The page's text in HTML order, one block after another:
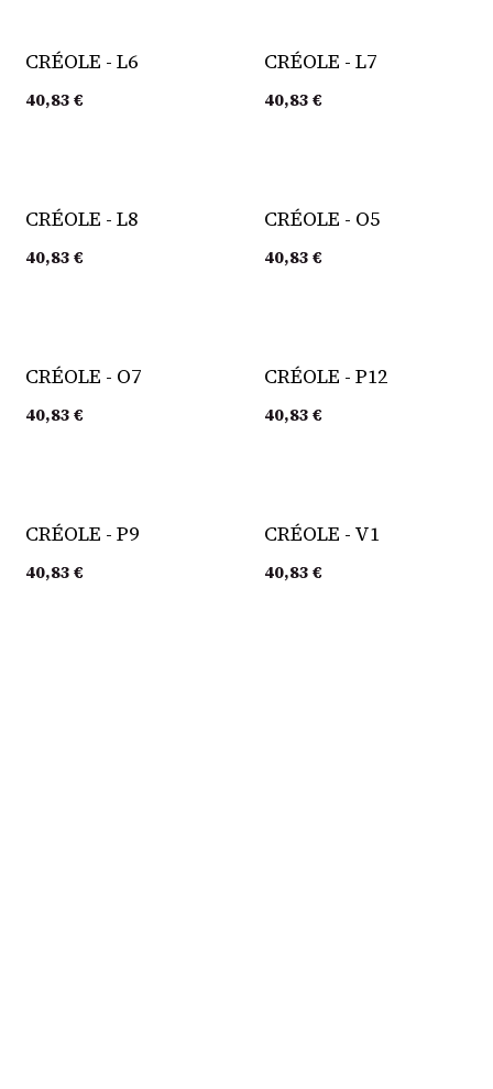
CRÉOLE - L6
40,83€
CRÉOLE - L7
40,83€
CRÉOLE - L8
40,83€
CRÉOLE - O5
40,83€
CRÉOLE - O7
40,83€
CRÉOLE - P12
40,83€
CRÉOLE - P9
40,83€
CRÉOLE - V1
40,83€